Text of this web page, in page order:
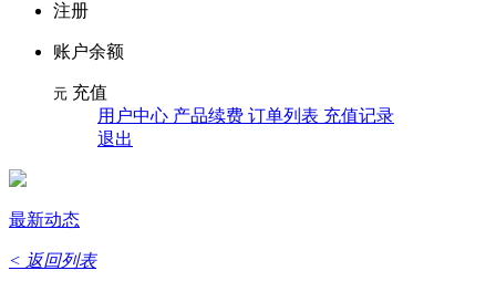
注册
账户余额
元 充值
用户中心 产品续费 订单列表 充值记录
退出
最新动态
< 返回列表